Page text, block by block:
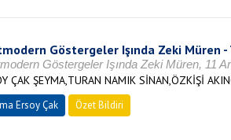
Göstergeler Işında Zeki
Göstergeler Işında Zeki Müren, 11
ÇAK ŞEYMA,TURAN NAMIK SİNAN,ÖZKİŞİ
Ersoy Çak Özet Bildiri